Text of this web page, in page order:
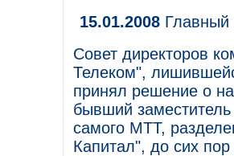
15.01.2008
Совет директоров
Телеком",
принял решение о
бывший
самого МТТ,
Капитал", до сих